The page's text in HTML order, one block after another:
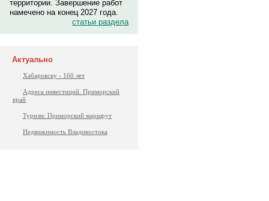
территории. Завершение работ
намечено на конец 2027 года.
статьи раздела
Актуально
Хабаровску - 160 лет
Адреса инвестиций. Приморский
край
Туризм: Приморский маршрут
Недвижимость Владивостока